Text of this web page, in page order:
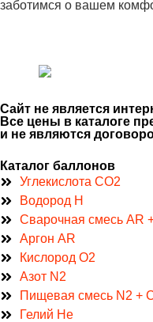
заботимся о вашем
Сайт не является
Все цены в каталоге
и не являются
Каталог баллонов
Углекислота CO2
Водород H
Сварочная смесь AR
Аргон AR
Кислород O2
Азот N2
Пищевая смесь N2 +
Гелий He